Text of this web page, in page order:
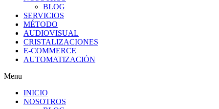
BLOG
SERVICIOS
MÉTODO
AUDIOVISUAL
CRISTALIZACIONES
E-COMMERCE
AUTOMATIZACIÓN
Menu
INICIO
NOSOTROS